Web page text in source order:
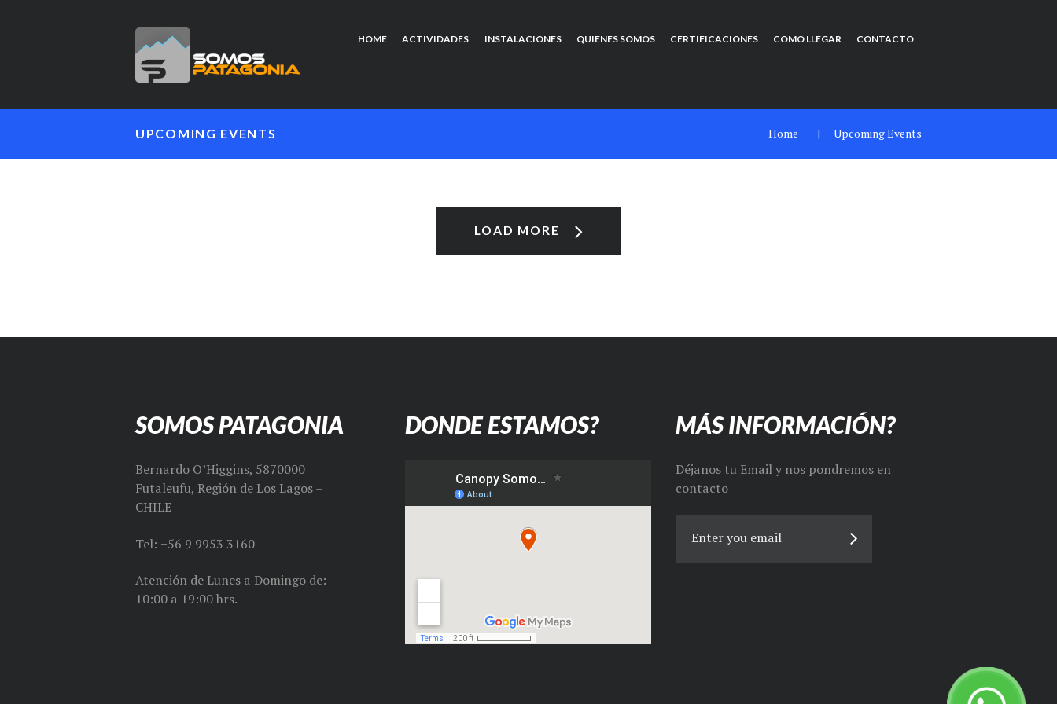
HOME ACTIVIDADES INSTALACIONES QUIENES SOMOS CERTIFICACIONES COMO LLEGAR CONTACTO
UPCOMING EVENTS Home Upcoming Events
LOAD MORE
SOMOS PATAGONIA
Bernardo O’Higgins, 5870000
Futaleufu, Región de Los Lagos –
CHILE
Tel: +56 9 9953 3160
Atención de Lunes a Domingo de:
10:00 a 19:00 hrs.
DONDE ESTAMOS? MÁS INFORMACIÓN?
Déjanos tu Email y nos pondremos en
contacto